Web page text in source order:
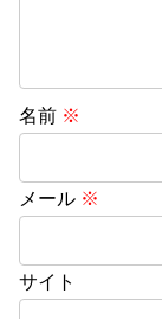
名前 ※
メール ※
サイト